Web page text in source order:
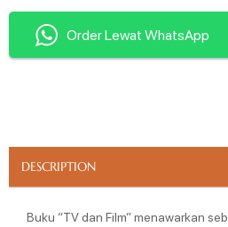
Order Lewat WhatsApp
DESCRIPTION
Buku “TV dan Film” menawarkan